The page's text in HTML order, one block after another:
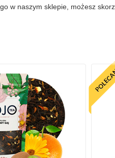
w naszym sklepie, możesz